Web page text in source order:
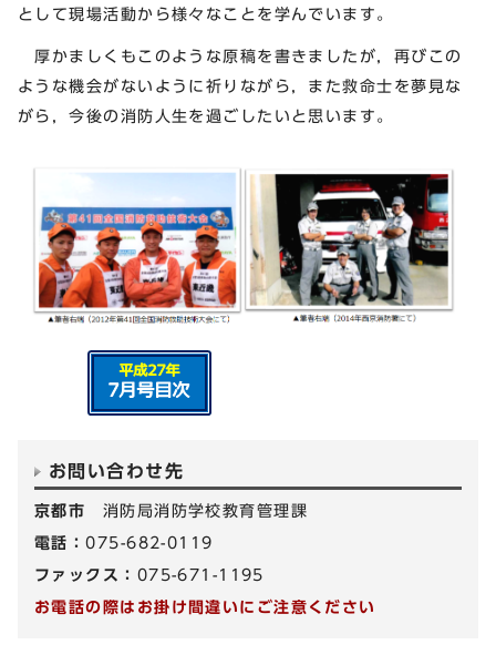
として現場活動から様々なことを学んでいます。
厚かましくもこのような原稿を書きましたが，再びこの
ような機会がないように祈りながら，また救命士を夢見な
がら，今後の消防人生を過ごしたいと思います。
お問い合わせ先
京都市 消防局消防学校教育管理課
電話：075-682-0119
ファックス： 075-671-1195
お電話の際はお掛け間違いにご注意ください